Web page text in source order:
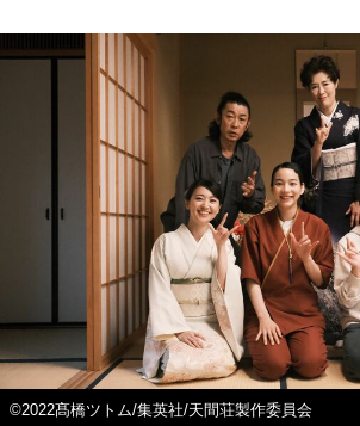
©2022髙橋ツトム/集英社/天間荘製作委員会